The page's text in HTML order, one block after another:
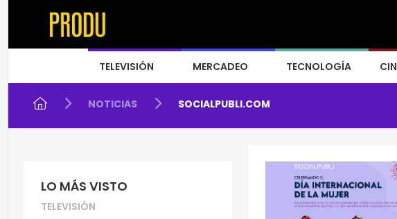
TELEVISIÓN MERCADEO TECNOLOGÍA
NOTICIAS SOCIALPUBLI.COM
LO MÁS VISTO
TELEVISIÓN